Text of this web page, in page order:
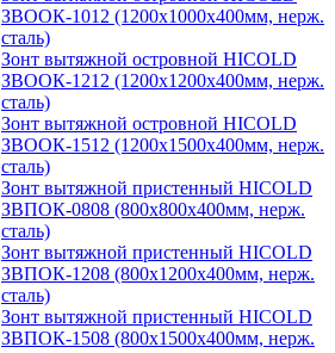
ЗВООК-1012 (1200х1000х400мм, нерж.
сталь)
Зонт вытяжной островной HICOLD
ЗВООК-1212 (1200x1200x400мм, нерж.
сталь)
Зонт вытяжной островной HICOLD
ЗВООК-1512 (1200х1500х400мм, нерж.
сталь)
Зонт вытяжной пристенный HICOLD
ЗВПОК-0808 (800х800х400мм, нерж.
сталь)
Зонт вытяжной пристенный HICOLD
ЗВПОК-1208 (800х1200х400мм, нерж.
сталь)
Зонт вытяжной пристенный HICOLD
ЗВПОК-1508 (800х1500х400мм, нерж.